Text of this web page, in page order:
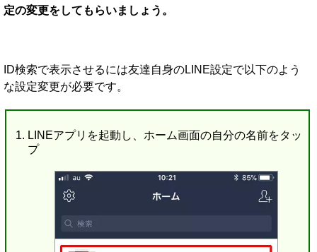
定の変更をしてもらいましょう。
ID検索で表示させるには友達自身のLINE設定で以下のよう
な設定変更が必要です。
LINEアプリを起動し、ホーム画面の自分の名前をタッ
プ